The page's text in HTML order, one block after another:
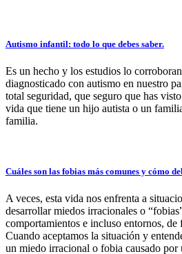
Autismo infantil: todo lo que debes saber.
Es un hecho y los estudios lo
diagnosticado con autismo en nuestro
total seguridad, que seguro que has
vida que tiene un hijo autista o un
familia.
Cuáles son las fobias más comunes y cómo
A veces, esta vida nos enfrenta a
desarrollar miedos irracionales o
comportamientos e incluso entornos,
Cuando aceptamos la situación y
un miedo irracional o fobia causado por